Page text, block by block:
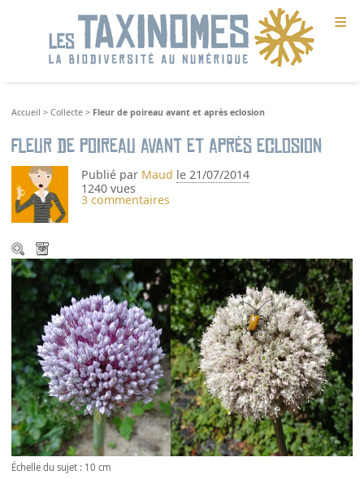
≡
Accueil >Collecte > Fleur de poireau avant et après eclosion
Fleur de poireau avant et après eclosion
Publié par Maud le 21/07/2014
1240 vues
3 commentaires
Échelle du sujet : 10 cm